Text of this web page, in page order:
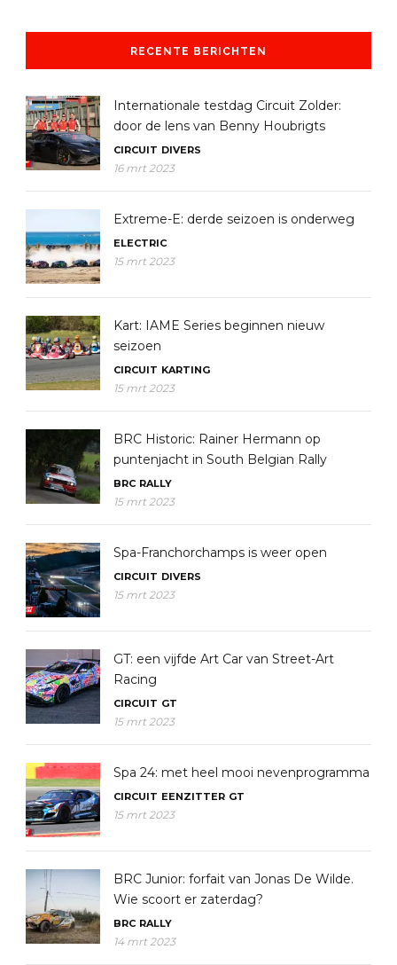
RECENTE BERICHTEN
Internationale testdag Circuit Zolder:
door de lens van Benny Houbrigts
CIRCUIT DIVERS
16 mrt 2023
Extreme-E: derde seizoen is onderweg
ELECTRIC
15 mrt 2023
Kart: IAME Series beginnen nieuw
seizoen
CIRCUIT KARTING
15 mrt 2023
BRC Historic: Rainer Hermann op
puntenjacht in South Belgian Rally
BRC RALLY
15 mrt 2023
Spa-Franchorchamps is weer open
CIRCUIT DIVERS
15 mrt 2023
GT: een vijfde Art Car van Street-Art
Racing
CIRCUIT GT
15 mrt 2023
Spa 24: met heel mooi nevenprogramma
CIRCUIT EENZITTER GT
15 mrt 2023
BRC Junior: forfait van Jonas De Wilde.
Wie scoort er zaterdag?
BRC RALLY
14 mrt 2023